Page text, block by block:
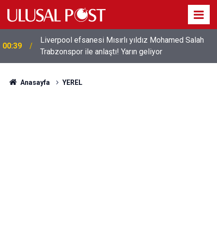
00:39
Liverpool efsanesi Mısırlı yıldız Mohamed Salah
Trabzonspor ile anlaştı! Yarın geliyor
Anasayfa YEREL